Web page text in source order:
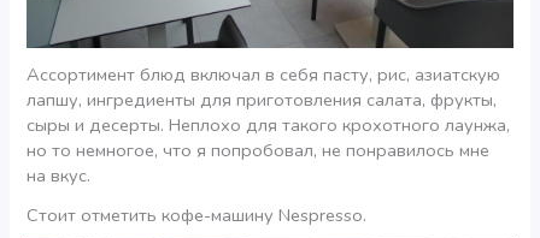
Ассортимент блюд включал в себя пасту, рис, азиатскую
лапшу, ингредиенты для приготовления салата, фрукты,
сыры и десерты. Неплохо для такого крохотного лаунжа,
но то немногое, что я попробовал, не понравилось мне
на вкус.
Стоит отметить кофе-машину Nespresso.